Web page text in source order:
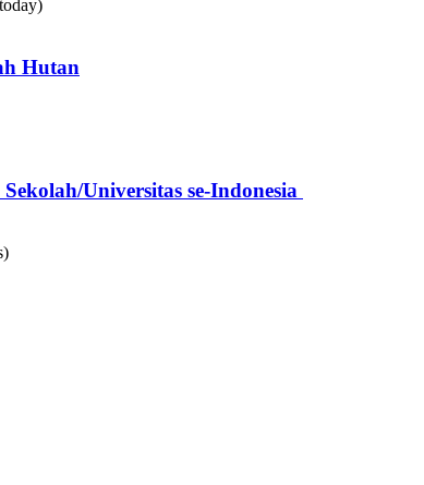
Hutan
Universitas se-Indonesia